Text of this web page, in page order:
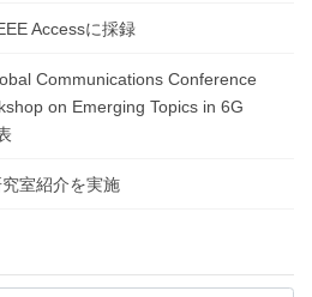
Accessに採録
Communications Conference
on Emerging Topics in 6G
室紹介を実施